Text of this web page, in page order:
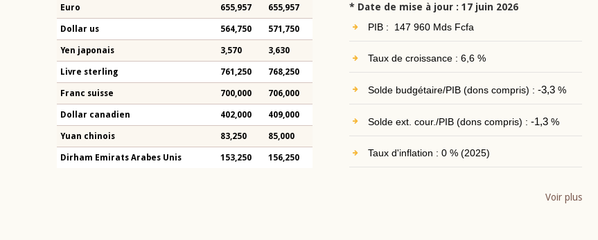
Euro 655,957 655,957
Dollar us 564,750 571,750
Yen japonais 3,570 3,630
Livre sterling 761,250 768,250
Franc suisse 700,000 706,000
Dollar canadien 402,000 409,000
Yuan chinois 83,250 85,000
Dirham Emirats Arabes Unis 153,250 156,250
* Date de mise à jour : 17 juin 2026
PIB : 147 960 Mds Fcfa
Taux de croissance : 6,6 %
Solde budgétaire/PIB (dons compris) : -3,3%
Solde ext. cour./PIB (dons compris) : -1,3%
Taux d'inflation : 0 % (2025)
Voir plus